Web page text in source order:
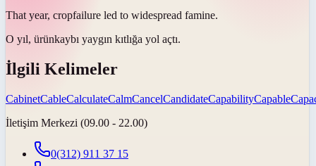
That year, cropfailure led to widespread famine.
O yıl, ürünkaybı yaygın kıtlığa yol açtı.
İlgili Kelimeler
CabinetCableCalculateCalmCancelCandidateCapabilityCapable
İletişim Merkezi (09.00 - 22.00)
0(312) 911 37 15